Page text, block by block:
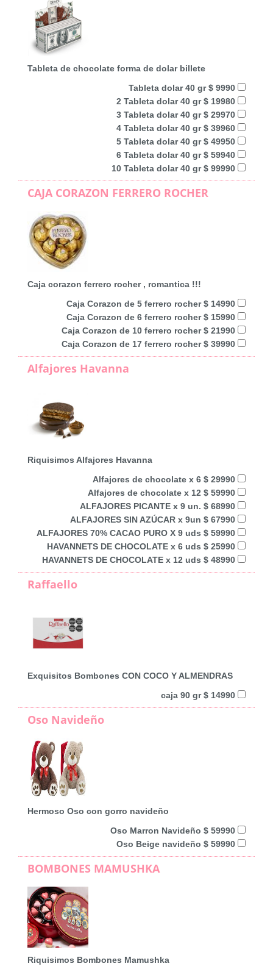
Tableta de chocolate forma de dolar billete
Tableta dolar 40 gr $ 9990
2 Tableta dolar 40 gr $ 19980
3 Tableta dolar 40 gr $ 29970
4 Tableta dolar 40 gr $ 39960
5 Tableta dolar 40 gr $ 49950
6 Tableta dolar 40 gr $ 59940
10 Tableta dolar 40 gr $ 99990
CAJA CORAZON FERRERO ROCHER
Caja corazon ferrero rocher , romantica !!!
Caja Corazon de 5 ferrero rocher $ 14990
Caja Corazon de 6 ferrero rocher $ 15990
Caja Corazon de 10 ferrero rocher $ 21990
Caja Corazon de 17 ferrero rocher $ 39990
Alfajores Havanna
Riquisimos Alfajores Havanna
Alfajores de chocolate x 6 $ 29990
Alfajores de chocolate x 12 $ 59990
ALFAJORES PICANTE x 9 un. $ 68990
ALFAJORES SIN AZÚCAR x 9un $ 67990
ALFAJORES 70% CACAO PURO X 9 uds $ 59990
HAVANNETS DE CHOCOLATE x 6 uds $ 25990
HAVANNETS DE CHOCOLATE x 12 uds $ 48990
Raffaello
Exquisitos Bombones CON COCO Y ALMENDRAS
caja 90 gr $ 14990
Oso Navideño
Hermoso Oso con gorro navideño
Oso Marron Navideño $ 59990
Oso Beige navideño $ 59990
BOMBONES MAMUSHKA
Riquisimos Bombones Mamushka